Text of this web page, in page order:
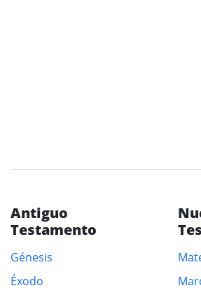
Antiguo
Testamento
Génesis
Éxodo